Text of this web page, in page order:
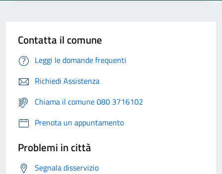
Contatta il comune
Leggi le domande frequenti
Richiedi Assistenza
Chiama il comune 080 3716102
Prenota un appuntamento
Problemi in città
Segnala disservizio